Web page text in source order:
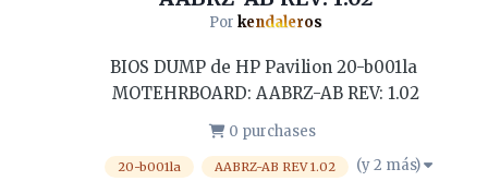
Por kendaleros
BIOS DUMP de HP Pavilion 20-b001la
MOTEHRBOARD: AABRZ-AB REV: 1.02
0 purchases
20-b001la AABRZ-AB REV 1.02
(y 2 más)